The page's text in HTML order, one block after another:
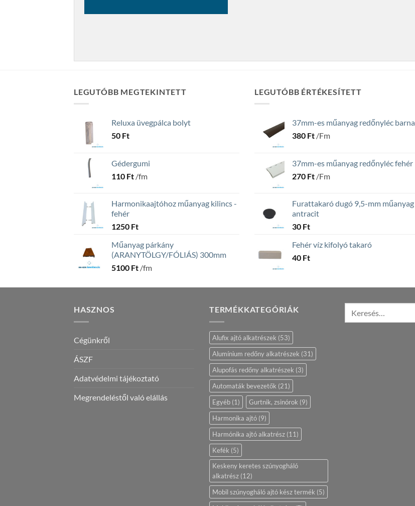
LEGUTÓBB MEGTEKINTETT
Reluxa üvegpálca bolyt
50 Ft
Gédergumi
110 Ft /fm
Harmonikaajtóhoz műanyag kilincs -
fehér
1250 Ft
Műanyag párkány
(ARANYTÖLGY/FÓLIÁS) 300mm
5100 Ft /fm
LEGUTÓBB ÉRTÉKESÍTETT
37mm-es műanyag redőnyléc barna
380 Ft /Fm
37mm-es műanyag redőnyléc fehér
270 Ft /Fm
Furattakaró dugó 9,5-mm műanyag
antracit
30 Ft
Fehér víz kifolyó takaró
40 Ft
HASZNOS
Cégünkről
ÁSZF
Adatvédelmi tájékoztató
Megrendeléstől való elállás
TERMÉKKATEGÓRIÁK
Alufix ajtó alkatrészek (53)
Alumínium redőny alkatrészek (31)
Alupofás redőny alkatrészek (3)
Automaták bevezetők (21)
Egyéb (1) Gurtnik, zsinórok (9)
Harmonika ajtó (9)
Harmónika ajtó alkatrész (11)
Kefék (5)
Keskeny keretes szúnyogháló
alkatrész (12)
Mobil szúnyogháló ajtó kész termék (5)